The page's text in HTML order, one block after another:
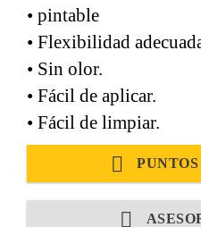
• pintable
• Flexibilidad
• Sin olor.
• Fácil de aplicar.
• Fácil de limpiar.